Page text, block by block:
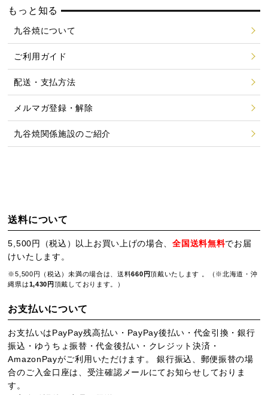
もっと知る
九谷焼について
ご利用ガイド
配送・支払方法
メルマガ登録・解除
九谷焼関係施設のご紹介
送料について
5,500円（税込）以上お買い上げの場合、全国送料無料でお届
けいたします。
※5,500円（税込）未満の場合は、送料660円頂戴いたします 。（※北海道・沖
縄県は1,430円 頂戴しております。）
お支払いについて
お支払いはPayPay残高払い・PayPay後払い・代金引換・銀行
振込・ゆうちょ振替・代金後払い・クレジット決済・
AmazonPayがご利用いただけます。 銀行振込、郵便振替の場
合のご入金口座は、受注確認メールにてお知らせしておりま
す。